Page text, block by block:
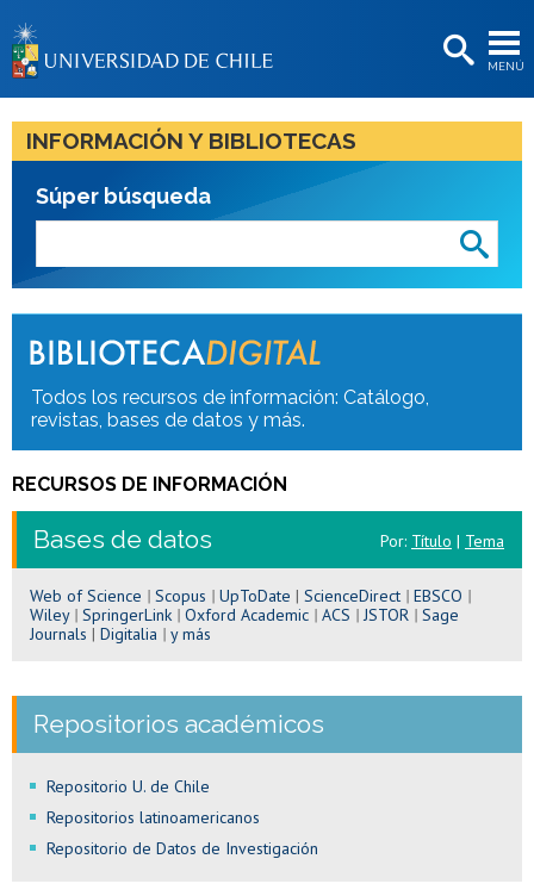
MENÚ
BIBLIOTECAS
LA UNIVERSIDAD
Estudiantes
Académicas/os
Funcionarias/os
Egresadas/os
INFORMACIÓN Y BIBLIOTECAS
Súper búsqueda
Todos los recursos de información: Catálogo,
revistas, bases de datos y más.
RECURSOS DE INFORMACIÓN
Bases de datos Por: Título | Tema
Web of Science | Scopus | UpToDate | ScienceDirect | EBSCO |
Wiley | SpringerLink | Oxford Academic | ACS | JSTOR | Sage
Journals | Digitalia | y más
Repositorios académicos
Repositorio U. de Chile
Repositorios latinoamericanos
Repositorio de Datos de Investigación